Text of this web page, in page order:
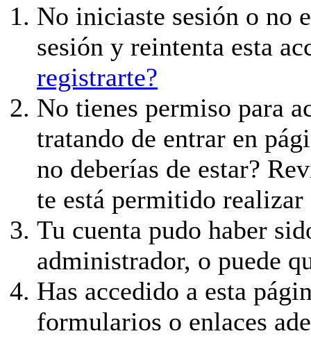
No iniciaste sesión o no
sesión y reintenta esta
registrarte?
No tienes permiso para
tratando de entrar en
no deberías de estar?
te está permitido realizar
Tu cuenta pudo haber
administrador, o puede
Has accedido a esta
formularios o enlaces